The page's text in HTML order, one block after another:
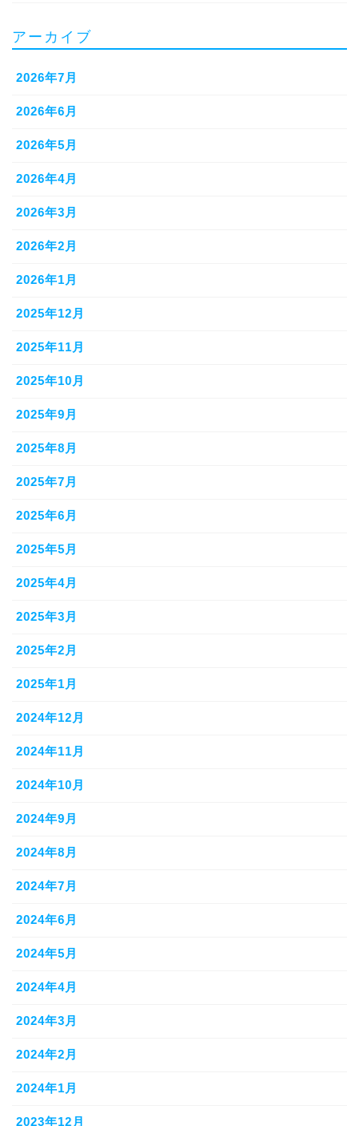
アーカイブ
2026年7月
2026年6月
2026年5月
2026年4月
2026年3月
2026年2月
2026年1月
2025年12月
2025年11月
2025年10月
2025年9月
2025年8月
2025年7月
2025年6月
2025年5月
2025年4月
2025年3月
2025年2月
2025年1月
2024年12月
2024年11月
2024年10月
2024年9月
2024年8月
2024年7月
2024年6月
2024年5月
2024年4月
2024年3月
2024年2月
2024年1月
2023年12月